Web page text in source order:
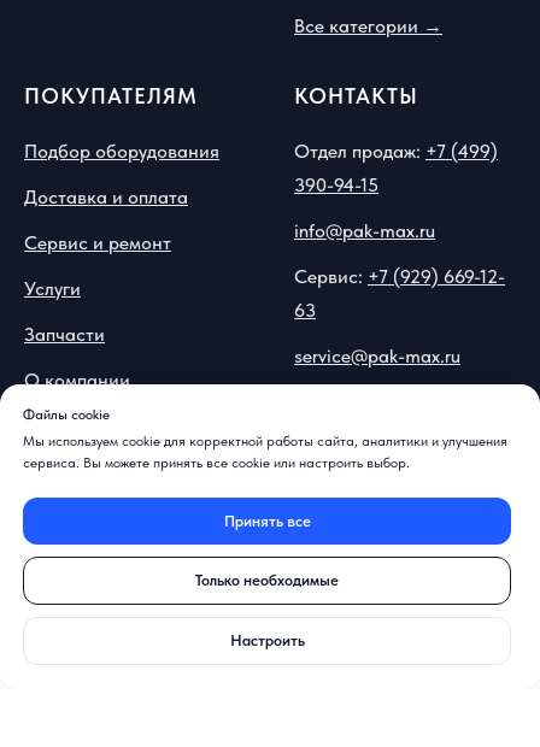
Файлы cookie
Мы используем cookie для корректной работы сайта, аналитики и улучшения
сервиса. Вы можете принять все cookie или настроить выбор.
Принять все
Только необходимые
Настроить
Все категории →
ПОКУПАТЕЛЯМ
Подбор оборудования
Доставка и оплата
Сервис и ремонт
Услуги
Запчасти
О компании
Вопрос-ответ
КОНТАКТЫ
Отдел продаж: +7 (499)
390-94-15
info@pak-max.ru
Сервис: +7 (929) 669-12-
63
service@pak-max.ru
Островитянова, 9
📍